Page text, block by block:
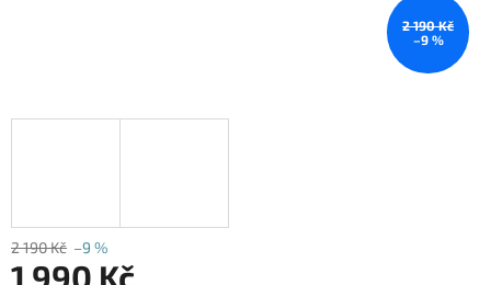
2 190 Kč
–9 %
2 190 Kč –9 %
1 990 Kč